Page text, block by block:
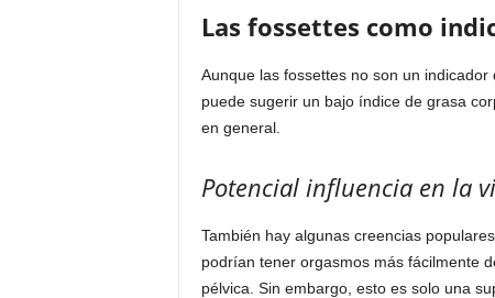
Las fossettes como
Aunque las fossettes no son un
puede sugerir un bajo índice de grasa
en general.
Potencial influencia en la
También hay algunas creencias
podrían tener orgasmos más fácilmente
pélvica. Sin embargo, esto es solo una